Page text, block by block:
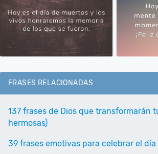
FRASES RELACIONADAS
137 frases de Dios que transformarán
hermosas)
39 frases emotivas para celebrar el